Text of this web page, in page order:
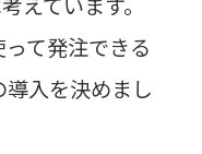
て発注できる
入を決めまし